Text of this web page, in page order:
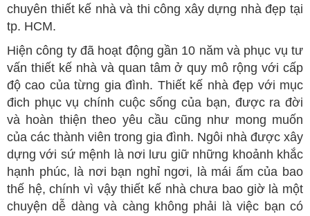
chuyên thiết kế nhà và thi công xây dựng nhà đẹp tại
tp. HCM.
Hiện công ty đã hoạt động gần 10 năm và phục vụ tư
vấn thiết kế nhà và quan tâm ở quy mô rộng với cấp
độ cao của từng gia đình. Thiết kế nhà đẹp với mục
đich phục vụ chính cuộc sống của bạn, được ra đời
và hoàn thiện theo yêu cầu cũng như mong muốn
của các thành viên trong gia đình. Ngôi nhà được xây
dựng với sứ mệnh là nơi lưu giữ những khoảnh khắc
hạnh phúc, là nơi bạn nghỉ ngơi, là mái ấm của bao
thế hệ, chính vì vậy thiết kế nhà chưa bao giờ là một
chuyện dễ dàng và càng không phải là việc bạn có